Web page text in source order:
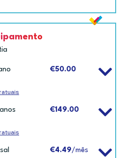
€50.00
€149.00
€4.49/mês